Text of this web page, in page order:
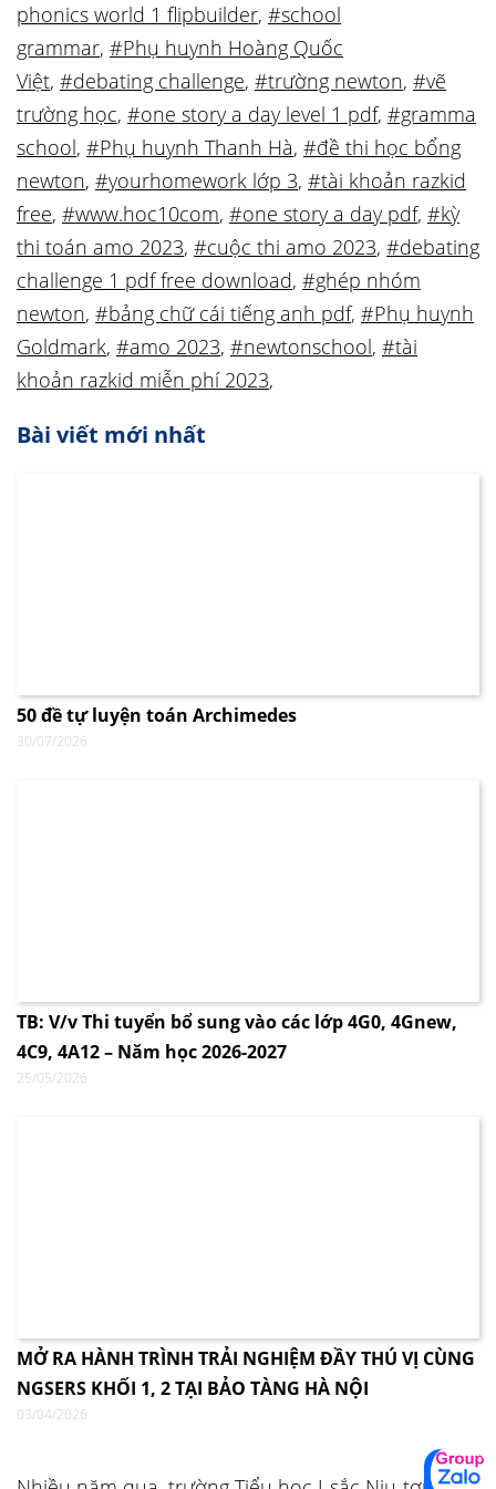
phonics world 1 flipbuilder, #school
grammar, #Phụ huynh Hoàng Quốc
Việt, #debating challenge, #trường newton, #vẽ
trường học, #one story a day level 1 pdf, #gramma
school, #Phụ huynh Thanh Hà, #đề thi học bổng
newton, #yourhomework lớp 3, #tài khoản razkid
free, #www.hoc10com, #one story a day pdf, #kỳ
thi toán amo 2023, #cuộc thi amo 2023, #debating
challenge 1 pdf free download, #ghép nhóm
newton, #bảng chữ cái tiếng anh pdf, #Phụ huynh
Goldmark, #amo 2023, #newtonschool, #tài
khoản razkid miễn phí 2023,
Bài viết mới nhất
50 đề tự luyện toán Archimedes
30/07/2026
TB: V/v Thi tuyển bổ sung vào các lớp 4G0, 4Gnew,
4C9, 4A12 – Năm học 2026-2027
25/05/2026
MỞ RA HÀNH TRÌNH TRẢI NGHIỆM ĐẦY THÚ VỊ CÙNG
NGSERS KHỐI 1, 2 TẠI BẢO TÀNG HÀ NỘI
03/04/2026